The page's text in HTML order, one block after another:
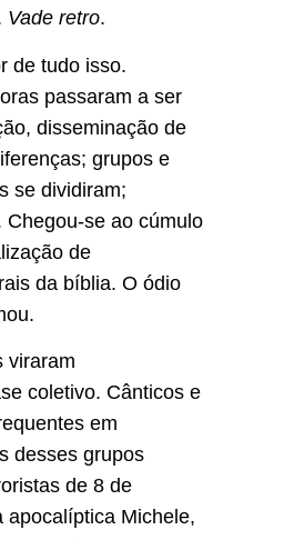
Vade retro.
de tudo isso.
passaram a ser
disseminação de
grupos e
se dividiram;
Chegou-se ao cúmulo
de
da bíblia. O ódio
viraram
coletivo. Cânticos e
em
desses grupos
de 8 de
apocalíptica Michele,